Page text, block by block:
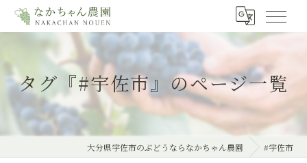
タグ『#宇佐市』のページ一覧
大分県宇佐市のぶどうならなかちゃん農園 #宇佐市